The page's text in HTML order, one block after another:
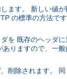
ます。 新しい値
の標準の方法です
を 既存のヘッダ
りますので、一般
削除されます。